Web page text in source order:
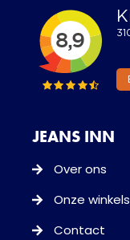
JEANS INN
Over ons
Onze winkels
Contact